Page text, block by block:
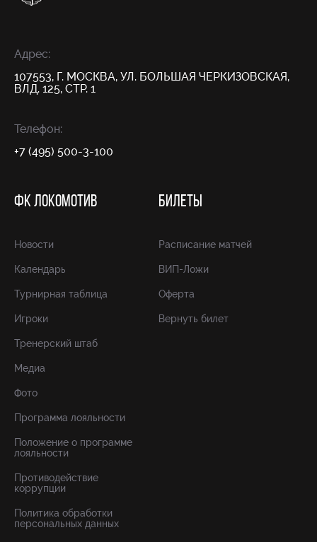
Адрес:
107553, Г. МОСКВА, УЛ. БОЛЬШАЯ ЧЕРКИЗОВСКАЯ,
ВЛД. 125, СТР. 1
Телефон:
+7 (495) 500-3-100
ФК ЛОКОМОТИВ
Новости
Календарь
Турнирная таблица
Игроки
Тренерский штаб
Медиа
Фото
Программа лояльности
Положение о программе
лояльности
Противодействие
коррупции
Политика обработки
персональных данных
БИЛЕТЫ
Расписание матчей
ВИП-Ложи
Оферта
Вернуть билет